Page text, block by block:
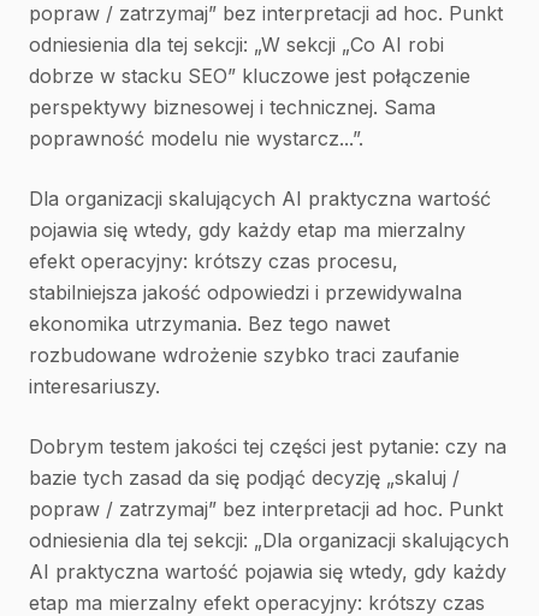
popraw / zatrzymaj” bez interpretacji ad hoc. Punkt
odniesienia dla tej sekcji: „W sekcji „Co AI robi
dobrze w stacku SEO” kluczowe jest połączenie
perspektywy biznesowej i technicznej. Sama
poprawność modelu nie wystarcz...”.
Dla organizacji skalujących AI praktyczna wartość
pojawia się wtedy, gdy każdy etap ma mierzalny
efekt operacyjny: krótszy czas procesu,
stabilniejsza jakość odpowiedzi i przewidywalna
ekonomika utrzymania. Bez tego nawet
rozbudowane wdrożenie szybko traci zaufanie
interesariuszy.
Dobrym testem jakości tej części jest pytanie: czy na
bazie tych zasad da się podjąć decyzję „skaluj /
popraw / zatrzymaj” bez interpretacji ad hoc. Punkt
odniesienia dla tej sekcji: „Dla organizacji skalujących
AI praktyczna wartość pojawia się wtedy, gdy każdy
etap ma mierzalny efekt operacyjny: krótszy czas